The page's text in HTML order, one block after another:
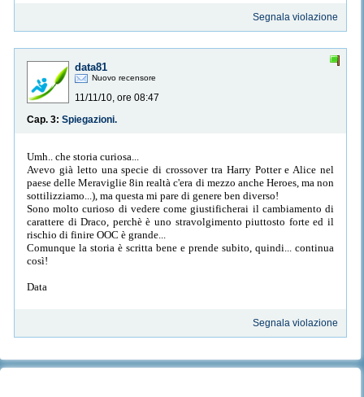
Segnala violazione
data81
Nuovo recensore
11/11/10, ore 08:47
Cap. 3: Spiegazioni.
Umh.. che storia curiosa...
Avevo già letto una specie di crossover tra Harry Potter e Alice nel
paese delle Meraviglie 8in realtà c'era di mezzo anche Heroes, ma non
sottilizziamo...), ma questa mi pare di genere ben diverso!
Sono molto curioso di vedere come giustificherai il cambiamento di
carattere di Draco, perchè è uno stravolgimento piuttosto forte ed il
rischio di finire OOC è grande...
Comunque la storia è scritta bene e prende subito, quindi... continua
così!
Data
Segnala violazione